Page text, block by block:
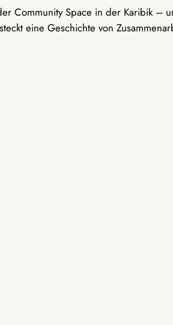
Community Space in der Karibik –
eine Geschichte von